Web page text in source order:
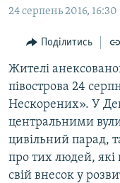
до
навігації
Перейти
до
пошуку
ПОЛІТИКА
БЛОГИ
ПОГЛЯД
ІНТЕРВ'Ю
ВСЕ ЗА ДЕНЬ
СПЕЦПРОЕКТИ
ДЕПОРТАЦІЯ
ЯК ОБІЙТИ
24 серпень 2016, 16:30
Поділитись
Жителі
півострова 24
Нескорених». У
центральними
цивільний парад,
про тих людей, які
свій внесок у